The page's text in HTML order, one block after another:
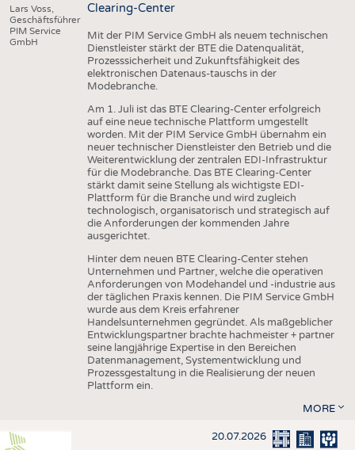
Lars Voss,
Geschäftsführer
PIM Service
GmbH
Clearing-Center
Mit der PIM Service GmbH als neuem technischen
Dienstleister stärkt der BTE die Datenqualität,
Prozesssicherheit und Zukunftsfähigkeit des
elektronischen Datenaus-tauschs in der
Modebranche.
Am 1. Juli ist das BTE Clearing-Center erfolgreich
auf eine neue technische Plattform umgestellt
worden. Mit der PIM Service GmbH übernahm ein
neuer technischer Dienstleister den Betrieb und die
Weiterentwicklung der zentralen EDI-Infrastruktur
für die Modebranche. Das BTE Clearing-Center
stärkt damit seine Stellung als wichtigste EDI-
Plattform für die Branche und wird zugleich
technologisch, organisatorisch und strategisch auf
die Anforderungen der kommenden Jahre
ausgerichtet.
Hinter dem neuen BTE Clearing-Center stehen
Unternehmen und Partner, welche die operativen
Anforderungen von Modehandel und -industrie aus
der täglichen Praxis kennen. Die PIM Service GmbH
wurde aus dem Kreis erfahrener
Handelsunternehmen gegründet. Als maßgeblicher
Entwicklungspartner brachte hachmeister + partner
seine langjährige Expertise in den Bereichen
Datenmanagement, Systementwicklung und
Prozessgestaltung in die Realisierung der neuen
Plattform ein.
MORE
20.07.2026